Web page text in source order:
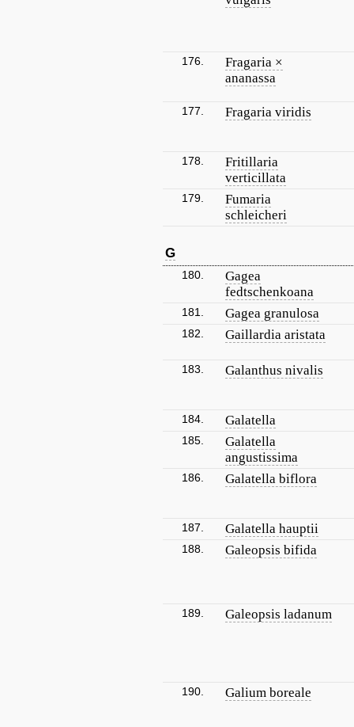
176.
Fragaria ×
ananassa
177. Fragaria viridis
178.
Fritillaria
verticillata
179.
Fumaria
schleicheri
G
180.
Gagea
fedtschenkoana
181. Gagea granulosa
182. Gaillardia aristata
183. Galanthus nivalis
184. Galatella
185.
Galatella
angustissima
186. Galatella biflora
187. Galatella hauptii
188. Galeopsis bifida
189. Galeopsis ladanum
190. Galium boreale